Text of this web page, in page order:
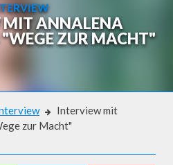
MIT ANNALENA
ZUR MACHT"
Interview mit
zur Macht"